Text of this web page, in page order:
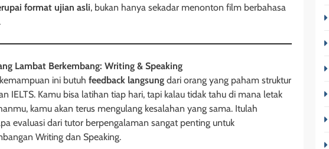
format ujian asli, bukan hanya sekadar menonton film berbahasa
Lambat Berkembang: Writing & Speaking
ini butuh feedback langsung dari orang yang paham struktur
IELTS. Kamu bisa latihan tiap hari, tapi kalau tidak tahu di mana letak
kamu akan terus mengulang kesalahan yang sama. Itulah
evaluasi dari tutor berpengalaman sangat penting untuk
Writing dan Speaking.